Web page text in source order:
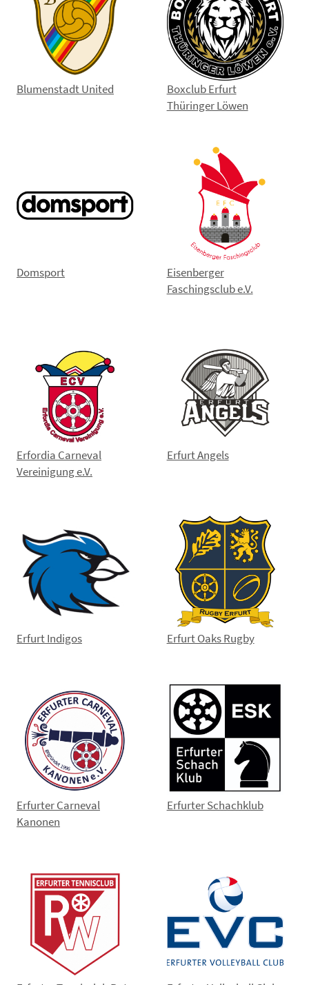
Blumenstadt United
Boxclub Erfurt
Thüringer Löwen
Domsport
Eisenberger
Faschingsclub e.V.
Erfordia Carneval
Vereinigung e.V.
Erfurt Angels
Erfurt Indigos Erfurt Oaks Rugby
Erfurter Carneval
Kanonen
Erfurter Schachklub